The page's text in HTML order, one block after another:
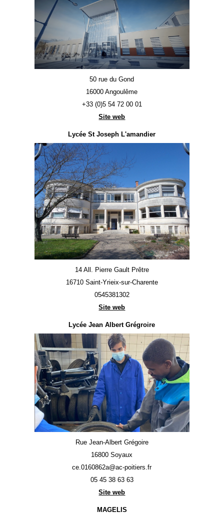
50 rue du Gond
16000 Angoulême
+33 (0)5 54 72 00 01
Site web
Lycée St Joseph L'amandier
14 All. Pierre Gault Prêtre
16710 Saint-Yrieix-sur-Charente
0545381302
Site web
Lycée Jean Albert Grégroire
Rue Jean-Albert Grégoire
16800 Soyaux
ce.0160862a@ac-poitiers.fr
05 45 38 63 63
Site web
MAGELIS